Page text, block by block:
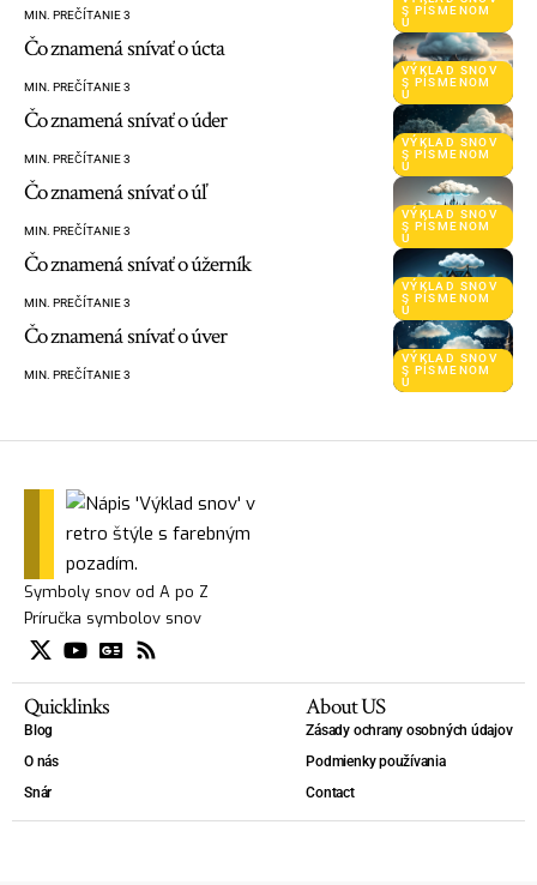
S PÍSMENOM
Ú
MIN. PREČÍTANIE 3
VÝKLAD SNOV
S PÍSMENOM
Ú
Čo znamená snívať o úcta
MIN. PREČÍTANIE 3
VÝKLAD SNOV
S PÍSMENOM
Ú
Čo znamená snívať o úder
MIN. PREČÍTANIE 3
VÝKLAD SNOV
S PÍSMENOM
Ú
Čo znamená snívať o úľ
MIN. PREČÍTANIE 3
VÝKLAD SNOV
S PÍSMENOM
Ú
Čo znamená snívať o úžerník
MIN. PREČÍTANIE 3
VÝKLAD SNOV
S PÍSMENOM
Ú
Čo znamená snívať o úver
MIN. PREČÍTANIE 3
Symboly snov od A po Z
Príručka symbolov snov
Quicklinks
Blog
O nás
Snár
About US
Zásady ochrany osobných údajov
Podmienky používania
Contact